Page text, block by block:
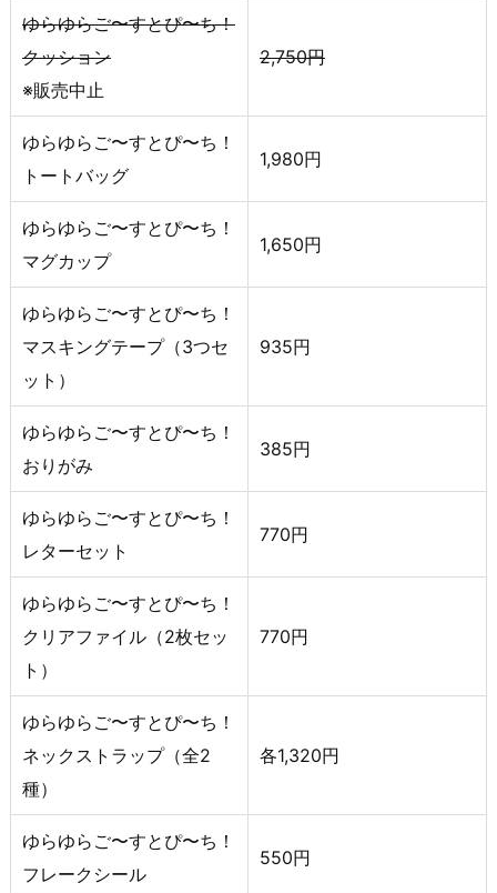
ゆらゆらご〜すとぴ〜ち！
クッション
※販売中止
2,750円
ゆらゆらご〜すとぴ〜ち！
トートバッグ
1,980円
ゆらゆらご〜すとぴ〜ち！
マグカップ
1,650円
ゆらゆらご〜すとぴ〜ち！
マスキングテープ（3つセ
ット）
935円
ゆらゆらご〜すとぴ〜ち！
おりがみ
385円
ゆらゆらご〜すとぴ〜ち！
レターセット
770円
ゆらゆらご〜すとぴ〜ち！
クリアファイル（2枚セッ
ト）
770円
ゆらゆらご〜すとぴ〜ち！
ネックストラップ（全2
種）
各1,320円
ゆらゆらご〜すとぴ〜ち！
フレークシール
550円